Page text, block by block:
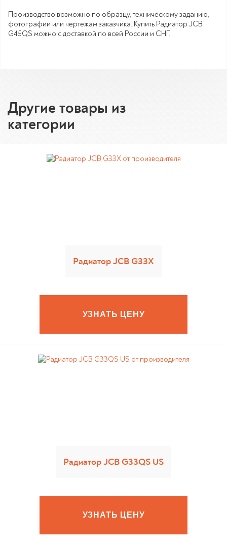
Производство возможно по образцу, техническому заданию,
фотографии или чертежам заказчика. Купить Радиатор JCB
G45QS можно с доставкой по всей России и СНГ.
Другие товары из
категории
Радиатор JCB G33X
УЗНАТЬ ЦЕНУ
Радиатор JCB G33QS US
УЗНАТЬ ЦЕНУ